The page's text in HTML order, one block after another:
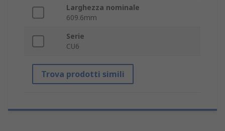
Larghezza nominale
609.6mm
Serie
CU6
Trova prodotti simili